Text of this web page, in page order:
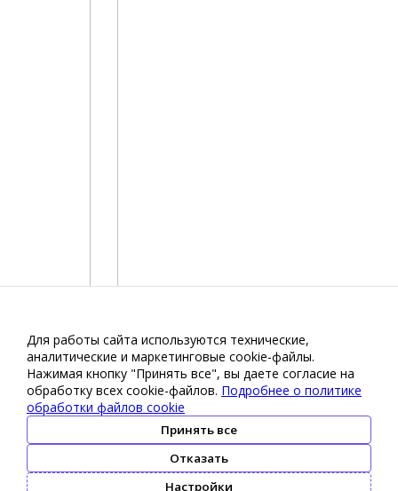
Для работы сайта используются технические,
аналитические и маркетинговые сооkіе-файлы.
Нажимая кнопку "Принять все", вы даете согласие на
обработку всех cookie-файлов. Подробнее о политике
обработки файлов cookie
Принять все
Отказать
Настройки